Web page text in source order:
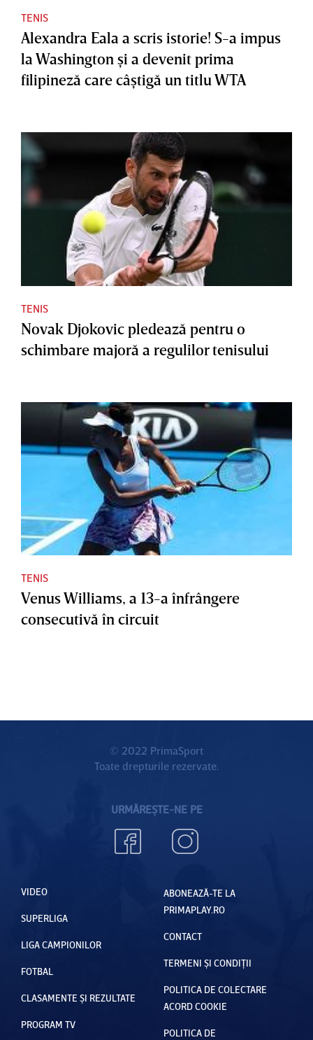
TENIS
Alexandra Eala a scris istorie! S-a impus
la Washington şi a devenit prima
filipineză care câştigă un titlu WTA
TENIS
Novak Djokovic pledează pentru o
schimbare majoră a regulilor tenisului
TENIS
Venus Williams, a 13-a înfrângere
consecutivă în circuit
© 2022 PrimaSport
Toate drepturile rezervate.
URMĂREȘTE-NE PE
VIDEO
SUPERLIGA
LIGA CAMPIONILOR
FOTBAL
CLASAMENTE ȘI REZULTATE
PROGRAM TV
ABONEAZĂ-TE LA
PRIMAPLAY.RO
CONTACT
TERMENI ȘI CONDIȚII
POLITICA DE COLECTARE
ACORD COOKIE
POLITICA DE